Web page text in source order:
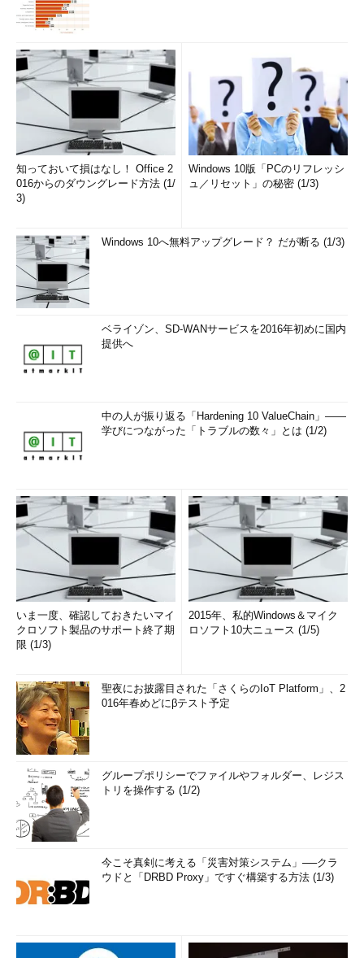
知っておいて損はなし！ Office 2
016からのダウングレード方法 (1/
3)
Windows 10版「PCのリフレッシ
ュ／リセット」の秘密 (1/3)
Windows 10へ無料アップグレード？ だが断る (1/3)
ベライゾン、SD-WANサービスを2016年初めに国内
提供へ
中の人が振り返る「Hardening 10 ValueChain」――
学びにつながった「トラブルの数々」とは (1/2)
いま一度、確認しておきたいマイ
クロソフト製品のサポート終了期
限 (1/3)
2015年、私的Windows＆マイク
ロソフト10大ニュース (1/5)
聖夜にお披露目された「さくらのIoT Platform」、2
016年春めどにβテスト予定
グループポリシーでファイルやフォルダー、レジス
トリを操作する (1/2)
今こそ真剣に考える「災害対策システム」──クラ
ウドと「DRBD Proxy」ですぐ構築する方法 (1/3)